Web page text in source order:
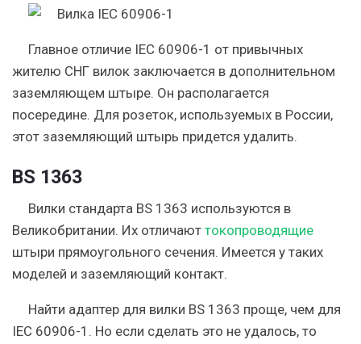
Главное отличие IEC 60906-1 от привычных
жителю СНГ вилок заключается в дополнительном
заземляющем штыре. Он располагается
посередине. Для розеток, используемых в России,
этот заземляющий штырь придется удалить.
BS 1363
Вилки стандарта BS 1363 используются в
Великобритании. Их отличают токопроводящие
штыри прямоугольного сечения. Имеется у таких
моделей и заземляющий контакт.
Найти адаптер для вилки BS 1363 проще, чем для
IEC 60906-1. Но если сделать это не удалось, то